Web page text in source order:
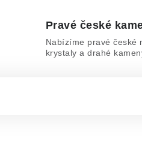
Pravé české
Nabízíme pravé české
krystaly a drahé